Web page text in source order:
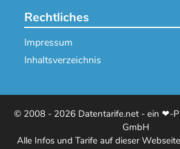
Rechtliches
Impressum
Inhaltsverzeichnis
© 2008 - 2026 Datentarife.net - ein ❤-
GmbH
Alle Infos und Tarife auf dieser